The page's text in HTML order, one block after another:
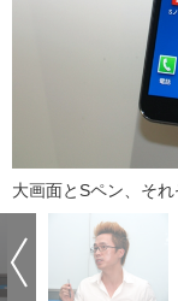
大画面とSペン、そ